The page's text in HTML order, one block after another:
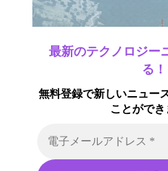
最新のテクノロジー
る！
無料登録で新しいニュー
ことができ